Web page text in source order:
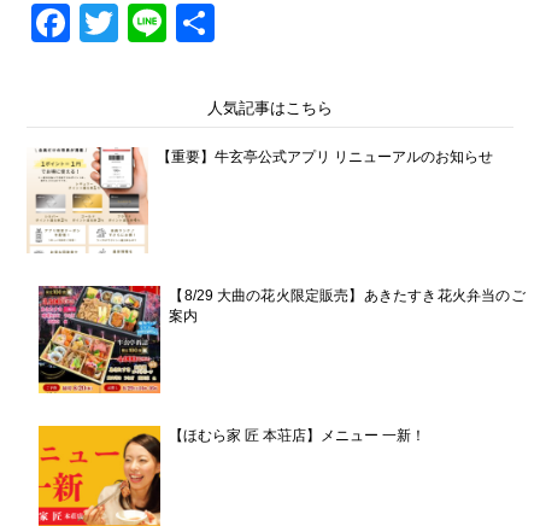
Facebook
Twitter
Line
人気記事はこちら
【重要】牛玄亭公式アプリ リニューアルのお知らせ
【8/29 大曲の花火限定販売】あきたすき花火弁当のご
案内
【ほむら家 匠 本荘店】メニュー 一新！